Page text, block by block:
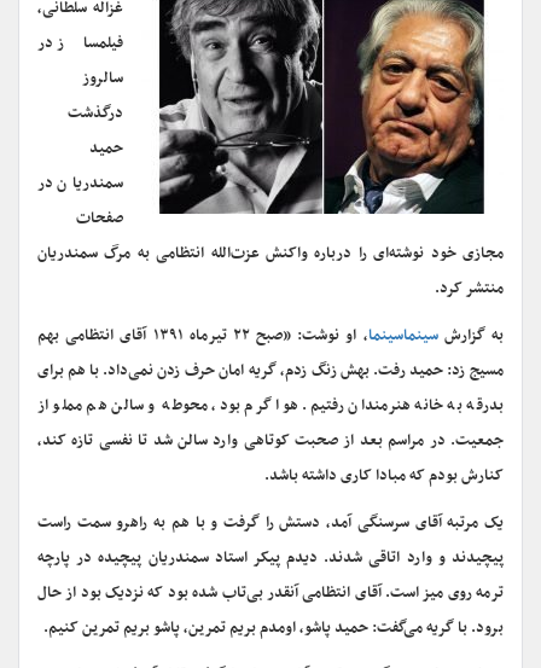
غزاله سلطانی،
فیلمساز در
سالروز
درگذشت
حمید
سمندریان در
صفحات
مجازی خود نوشته‌ای را درباره واکنش عزت‌الله انتظامی به مرگ سمندریان
منتشر کرد.
به گزارشسینماسینما
، او نوشت: «صبح ۲۲ تیرماه ۱۳۹۱ آقای انتظامی بهم
مسیج زد: حمید رفت. بهش زنگ زدم، گریه امان حرف زدن نمی‌داد. با هم برای
بدرقه به خانه هنرمندان رفتیم. هوا گرم بود، محوطه و سالن هم مملو از
جمعیت. در مراسم بعد از صحبت کوتاهی وارد سالن شد تا نفسی تازه کند،
کنارش بودم که مبادا کاری داشته باشد.
یک مرتبه آقای سرسنگی آمد، دستش را گرفت و با هم به راهرو سمت راست
پیچیدند و وارد اتاقی شدند. دیدم پیکر استاد سمندریان پیچیده در پارچه
ترمه روی میز است. آقای انتظامی آنقدر بی‌تاب شده بود که نزدیک بود از حال
برود. با گریه می‌گفت: حمید پاشو، اومدم بریم تمرین، پاشو بریم تمرین کنیم.